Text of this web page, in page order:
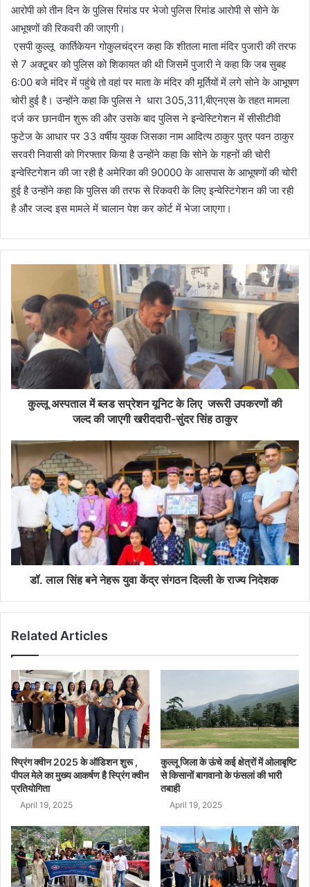
आरोपी को तीन दिन के पुलिस रिमांड पर भेजो पुलिस रिमांड आरोपी से सोने के
आभूषणों की रिकवरी की जाएगी।
एसपी कुल्लू कार्तिकेयन गोकुलचंद्रन कहा कि शीतला माता मंदिर पुजारी की तरफ
से 7 अक्टूबर को पुलिस को शिकायत की थी जिसमें पुजारी ने कहा कि जब सुबह
6:00 बजे मंदिर में पहुंचे तो वहां पर माता के मंदिर की मूर्तियों में लगे सोने के आभूषण
चोरी हुई है। उन्होंने कहा कि पुलिस ने धारा 305,311,बीएनएस के तहत मामला
दर्ज कर छानवीन शुरू की और उसके बाद पुलिस ने इन्वेस्टिगेशन में सीसीटीवी
फुटेज के आधार पर 33 वर्षीय युवक जिसका नाम आदित्य ठाकुर पुत्र पवन ठाकुर
सरवरी निवासी को गिरफ्तार किया है उन्होंने कहा कि सोने के गहनों की चोरी
इन्वेस्टिगेशन की जा रही है अमेरिका की 90000 के आसपास के आभूषणों की चोरी
हुई है उन्होंने कहा कि पुलिस की तरफ से रिकवरी के लिए इन्वेस्टिगेशन की जा रही
है और जल्द इस मामले में चालान पेश कर कोर्ट में भेजा जाएगा।
कुल्लू अस्पताल में ब्लड सप्रेशन यूनिट के लिए जरूरी उपकरणों की
जल्द की जाएगी खरीददारी-सुंदर सिंह ठाकुर
डॉ. लाल सिंह बने नेहरू युवा केंद्र संगठन दिल्ली के राज्य निदेशक
Related Articles
स्प्रिंग क्वीन 2025 के ऑडिशन शुरू ,
पीपल मेले का मुख्य आकर्षण है स्प्रिंग क्वीन
प्रतियोगिता
April 19, 2025
कुल्लू जिला के ऊंचे कई क्षेत्रों में ओलाबृष्टि
से किसानों बागवानो के फंसलां की भारी
तबाही
April 19, 2025